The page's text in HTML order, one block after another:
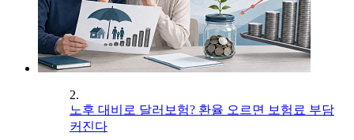
2.
노후 대비로 달러보험? 환율 오르면 보험료 부담
커진다